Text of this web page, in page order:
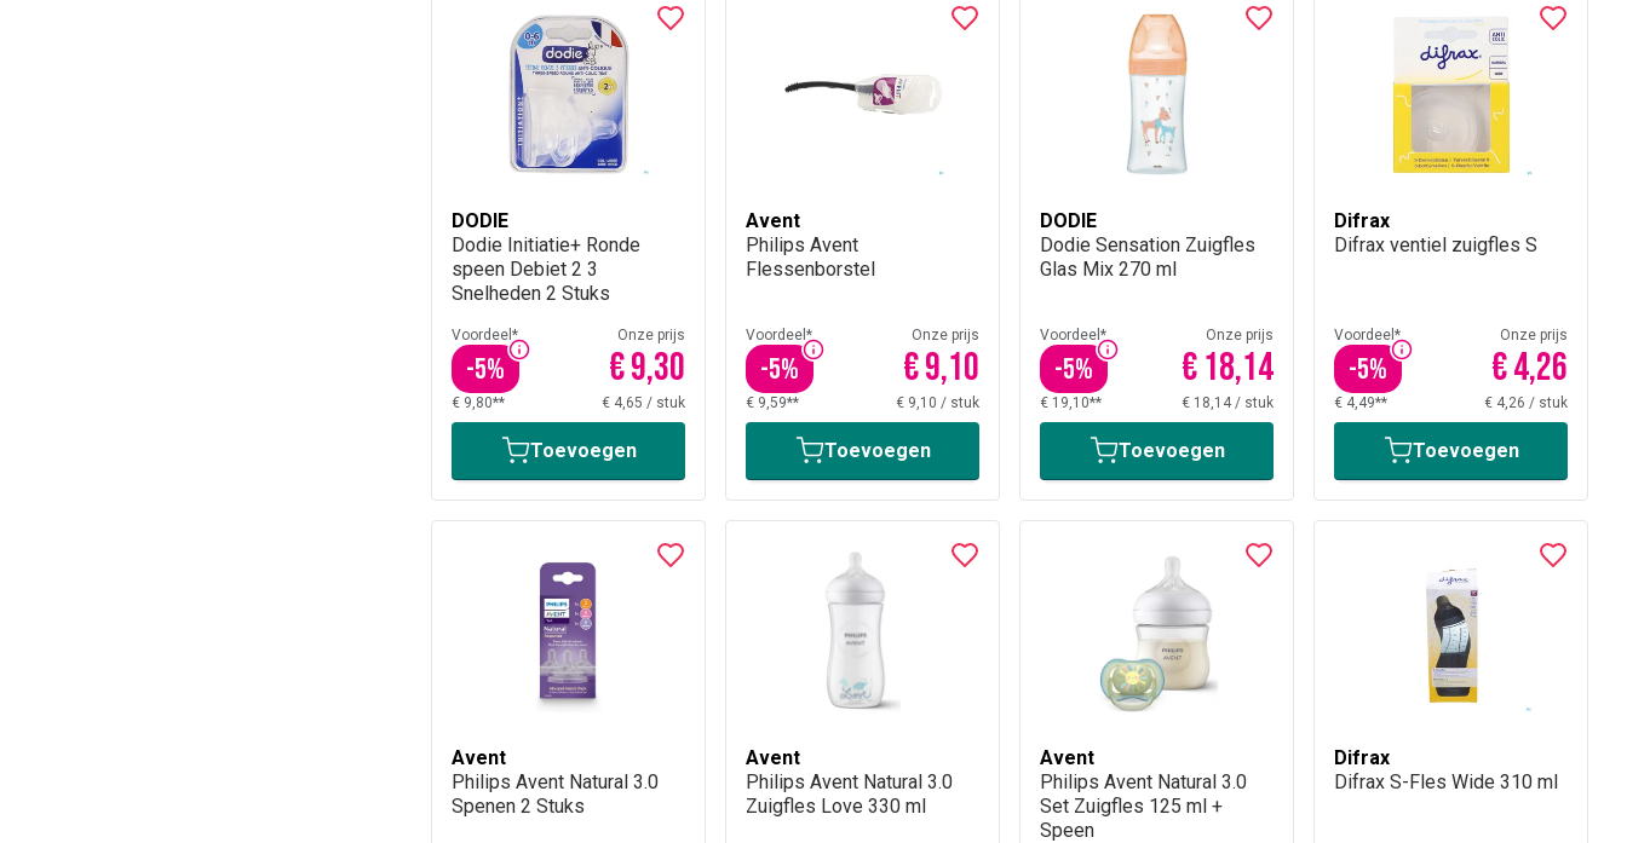
DODIE
Dodie Initiatie+ Ronde
speen Debiet 2 3
Snelheden 2 Stuks
Voordeel*
-5%
Onze prijs
€ 9,30
€ 9,80** € 4,65 / stuk
Toevoegen
Avent
Philips Avent
Flessenborstel
Voordeel*
-5%
Onze prijs
€ 9,10
€ 9,59** € 9,10 / stuk
Toevoegen
DODIE
Dodie Sensation Zuigfles
Glas Mix 270 ml
Voordeel*
-5%
Onze prijs
€ 18,14
€ 19,10** € 18,14 / stuk
Toevoegen
Difrax
Difrax ventiel zuigfles S
Voordeel*
-5%
Onze prijs
€ 4,26
€ 4,49** € 4,26 / stuk
Toevoegen
Avent
Philips Avent Natural 3.0
Spenen 2 Stuks
Avent
Philips Avent Natural 3.0
Zuigfles Love 330 ml
Avent
Philips Avent Natural 3.0
Set Zuigfles 125 ml +
Speen
Difrax
Difrax S-Fles Wide 310 ml